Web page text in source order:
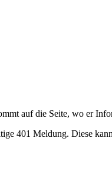
auf die Seite, wo er
401 Meldung. Diese